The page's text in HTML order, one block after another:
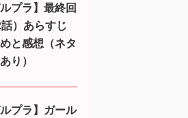
ルプラ】最終回
話）あらすじ
と感想（ネタ
り）
ルプラ】ガール